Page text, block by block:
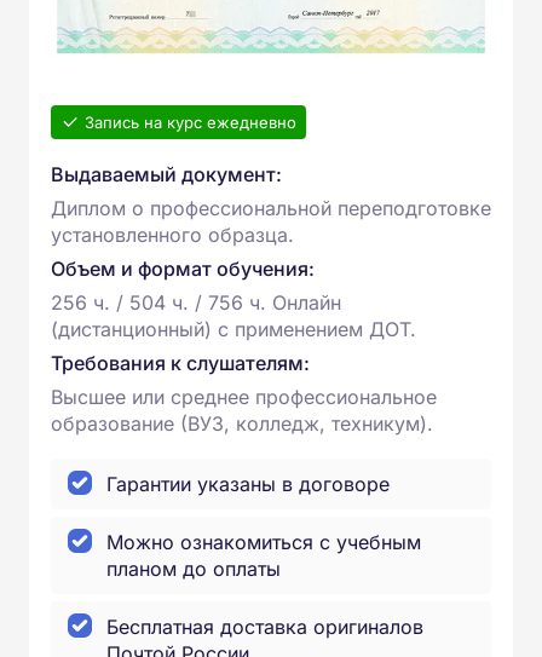
Запись на курс ежедневно
Выдаваемый документ:
Диплом о профессиональной переподготовке
установленного образца.
Объем и формат обучения:
256 ч. / 504 ч. / 756 ч. Онлайн
(дистанционный) с применением ДОТ.
Требования к слушателям:
Высшее или среднее профессиональное
образование (ВУЗ, колледж, техникум).
Гарантии указаны в договоре
Можно ознакомиться с учебным
планом до оплаты
Бесплатная доставка оригиналов